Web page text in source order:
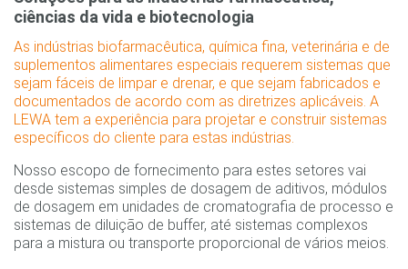
ciências da vida e biotecnologia
As indústrias biofarmacêutica, química fina, veterinária e de
suplementos alimentares especiais requerem sistemas que
sejam fáceis de limpar e drenar, e que sejam fabricados e
documentados de acordo com as diretrizes aplicáveis. A
LEWA tem a experiência para projetar e construir sistemas
específicos do cliente para estas indústrias.
Nosso escopo de fornecimento para estes setores vai
desde sistemas simples de dosagem de aditivos, módulos
de dosagem em unidades de cromatografia de processo e
sistemas de diluição de buffer, até sistemas complexos
para a mistura ou transporte proporcional de vários meios.